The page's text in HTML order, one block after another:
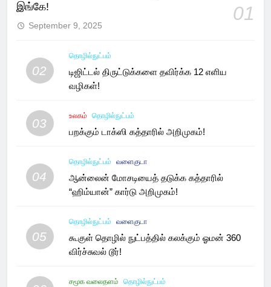
இங்கே!
01
September 9, 2025
02
தொழில்நுட்பம்
டிஜிட்டல் திருட்டுக்களை தவிர்க்க 12 எளிய
வழிகள்!
03
உலகம் தொழில்நுட்பம்
பறக்கும் டாக்ஸி கத்தாரில் அறிமுகம்!
04
தொழில்நுட்பம் வளைகுடா
ஆன்லைன் மோசடியைத் தடுக்க கத்தாரில்
“ஹிம்யான்” கார்டு அறிமுகம்!
05
தொழில்நுட்பம் வளைகுடா
கூகுள் தொழில் நுட்பத்தில் கலக்கும் ஓமன் 360
விர்ச்சுவல் டூர்!
சமூக வலைதளம் தொழில்நுட்பம்